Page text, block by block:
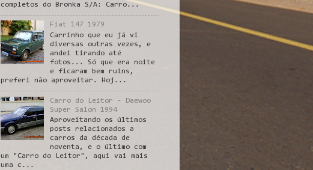
completos do Bronka S/A: Carro...
Fiat 147 1979
Carrinho que eu já vi
diversas outras vezes, e
andei tirando até
fotos... Só que era noite
e ficaram bem ruins,
preferi não aproveitar. Hoj...
Carro do Leitor - Daewoo
Super Salon 1994
Aproveitando os últimos
posts relacionados a
carros da década de
noventa, e o último com
um "Carro do Leitor", aqui vai mais
uma c...